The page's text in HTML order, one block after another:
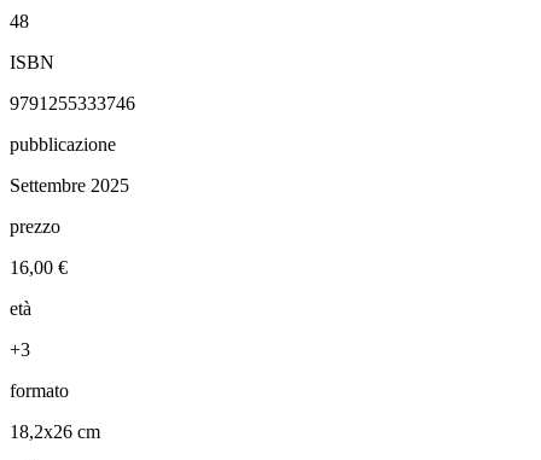
48
ISBN
9791255333746
pubblicazione
Settembre 2025
prezzo
16,00 €
età
+3
formato
18,2x26 cm